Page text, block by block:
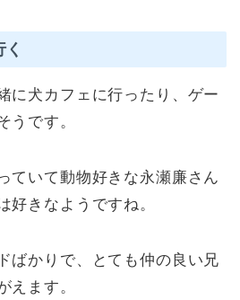
に犬カフェに行ったり、ゲー
うです。
ていて動物好きな永瀬廉さん
好きなようですね。
ばかりで、とても仲の良い兄
えます。